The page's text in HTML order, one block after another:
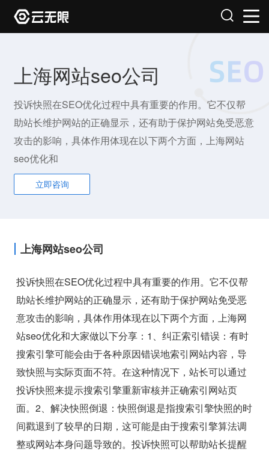
上海网站seo公司
投诉快照在SEO优化过程中具有重要的作用。它不仅帮
助站长维护网站的正确显示，还有助于保护网站免受恶意
攻击的影响，具体作用体现在以下两个方面，上海网站
seo优化和
立即咨询
上海网站seo公司
投诉快照在SEO优化过程中具有重要的作用。它不仅帮
助站长维护网站的正确显示，还有助于保护网站免受恶
意攻击的影响，具体作用体现在以下两个方面，上海网
站seo优化和大家做以下分享：1、纠正索引错误：有时
搜索引擎可能会由于各种原因错误地索引网站内容，导
致快照与实际页面不符。在这种情况下，站长可以通过
投诉快照来提示搜索引擎重新审核并正确索引网站页
面。2、解决快照倒退：快照倒退是指搜索引擎快照的时
间戳退到了较早的日期，这可能是由于搜索引擎算法调
整或网站本身问题导致的。投诉快照可以帮助站长提醒